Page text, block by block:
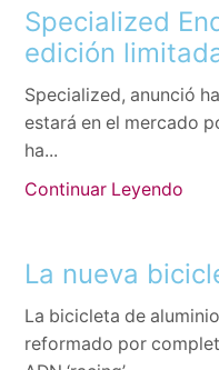
Specialized
edición
Specialized, anunció
estará en el mercado
ha...
Continuar Leyendo
La nueva
La bicicleta de
reformado por